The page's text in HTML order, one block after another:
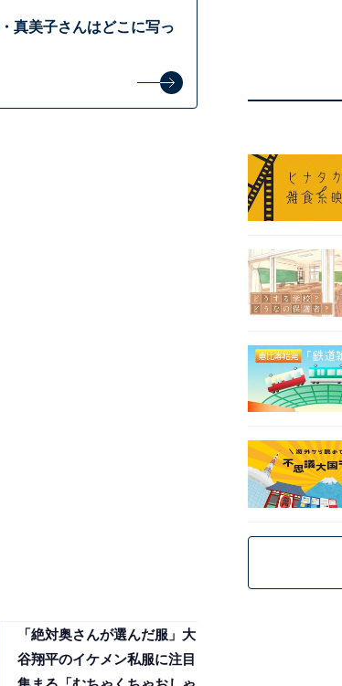
真美子さんはどこに写っ
「絶対奥さんが選んだ服」大
谷翔平のイケメン私服に注目